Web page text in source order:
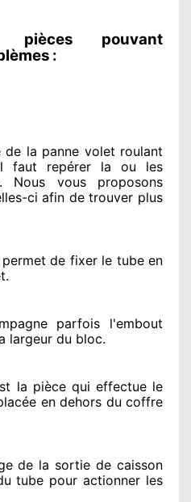
pièces pouvant
:
de la panne volet roulant
faut repérer la ou les
Nous vous proposons
ci afin de trouver plus
de fixer le tube en
parfois l'embout
largeur du bloc.
la pièce qui effectuele
en dehors du coffre
de la sortie de caisson
tube pour actionner les